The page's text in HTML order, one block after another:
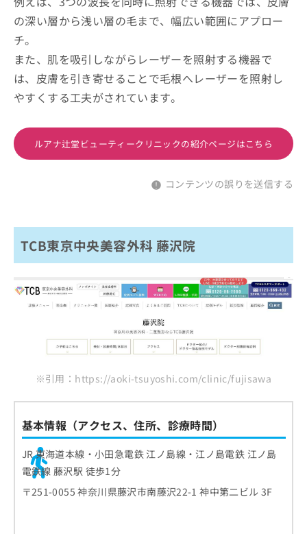
の深い層から浅い層の毛まで、幅広い範囲にアプロー
チ。
また、肌を吸引しながらレーザーを照射する機器で
は、皮膚を引き寄せることで毛根へレーザーを照射し
やすくする工夫がされています。
ルアナ辻堂ビューティークリニックの紹介ページはこちら
コンテンツの誤りを送信する
TCB東京中央美容外科 藤沢院
※引用：https://aoki-tsuyoshi.com/clinic/fujisawa
基本情報（アクセス、住所、診療時間）
JR 東海道本線・小田急電鉄 江ノ島線・江ノ島電鉄 江ノ島
電鉄線 藤沢駅 徒歩1分
〒251-0055 神奈川県藤沢市南藤沢22-1 神中第二ビル 3F